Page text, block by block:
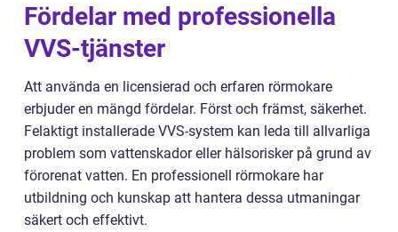
Fördelar med professionella
VVS-tjänster
Att använda en licensierad och erfaren rörmokare
erbjuder en mängd fördelar. Först och främst, säkerhet.
Felaktigt installerade VVS-system kan leda till allvarliga
problem som vattenskador eller hälsorisker på grund av
förorenat vatten. En professionell rörmokare har
utbildning och kunskap att hantera dessa utmaningar
säkert och effektivt.